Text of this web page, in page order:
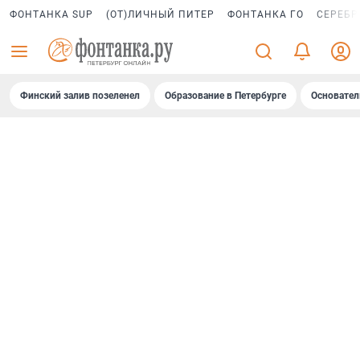
ФОНТАНКА SUP (ОТ)ЛИЧНЫЙ ПИТЕР ФОНТАНКА ГО
Финский залив позеленел Образование в Петербурге